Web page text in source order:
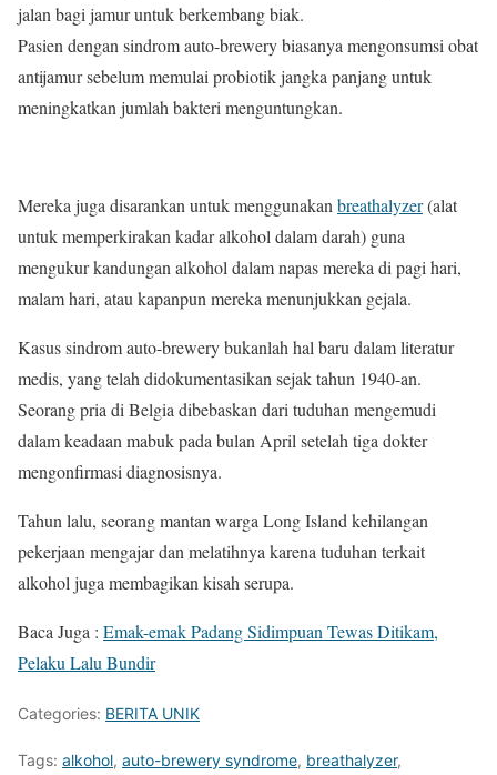
jalan bagi jamur untuk berkembang biak.
Pasien dengan sindrom auto-brewery biasanya mengonsumsi obat
antijamur sebelum memulai probiotik jangka panjang untuk
meningkatkan jumlah bakteri menguntungkan.
Mereka juga disarankan untuk menggunakan breathalyzer(alat
untuk memperkirakan kadar alkohol dalam darah) guna
mengukur kandungan alkohol dalam napas mereka di pagi hari,
malam hari, atau kapanpun mereka menunjukkan gejala.
Kasus sindrom auto-brewery bukanlah hal baru dalam literatur
medis, yang telah didokumentasikan sejak tahun 1940-an.
Seorang pria di Belgia dibebaskan dari tuduhan mengemudi
dalam keadaan mabuk pada bulan April setelah tiga dokter
mengonfirmasi diagnosisnya.
Tahun lalu, seorang mantan warga Long Island kehilangan
pekerjaan mengajar dan melatihnya karena tuduhan terkait
alkohol juga membagikan kisah serupa.
Baca Juga : Emak-emak Padang Sidimpuan Tewas Ditikam,
Pelaku Lalu Bundir
Categories: BERITA UNIK
Tags: alkohol, auto-brewery syndrome, breathalyzer,